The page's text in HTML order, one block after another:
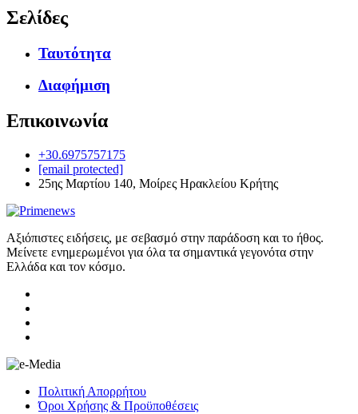
Σελίδες
Ταυτότητα
Διαφήμιση
Επικοινωνία
+30.6975757175
[email protected]
25ης Μαρτίου 140, Μοίρες Ηρακλείου Κρήτης
Αξιόπιστες ειδήσεις, με σεβασμό στην παράδοση και το ήθος.
Μείνετε ενημερωμένοι για όλα τα σημαντικά γεγονότα στην
Ελλάδα και τον κόσμο.
Πολιτική Απορρήτου
Όροι Χρήσης & Προϋποθέσεις